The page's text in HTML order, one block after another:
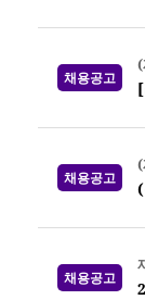
채용공고
채용공고
채용공고